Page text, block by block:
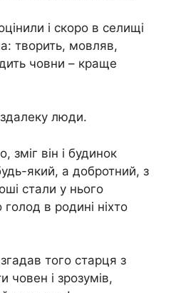
і скоро в селищі
творить, мовляв,
човни – краще
люди.
зміг він і будинок
який, а добротний, з
стали у нього
в родині ніхто
того старця з
човен і зрозумів,